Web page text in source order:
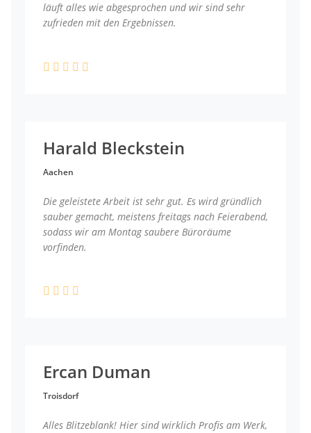
läuft alles wie abgesprochen und wir sind sehr
zufrieden mit den Ergebnissen.
Harald Bleckstein
Aachen
Die geleistete Arbeit ist sehr gut. Es wird gründlich
sauber gemacht, meistens freitags nach Feierabend,
sodass wir am Montag saubere Büroräume
vorfinden.
Ercan Duman
Troisdorf
Alles Blitzeblank! Hier sind wirklich Profis am Werk,